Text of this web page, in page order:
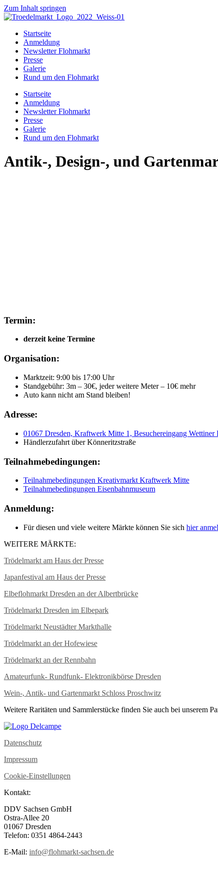
Zum Inhalt springen
Startseite
Anmeldung
Newsletter Flohmarkt
Presse
Galerie
Rund um den Flohmarkt
Startseite
Anmeldung
Newsletter Flohmarkt
Presse
Galerie
Rund um den Flohmarkt
Antik-, Design-, und
Termin:
derzeit keine Termine
Organisation:
Marktzeit: 9:00 bis 17:00 Uhr
Standgebühr: 3m – 30€, jeder weitere Meter – 10€ mehr
Auto kann nicht am Stand bleiben!
Adresse:
01067 Dresden, Kraftwerk Mitte 1, Besuchereingang Wettiner
Händlerzufahrt über Könneritzstraße
Teilnahmebedingungen:
Teilnahmebedingungen Kreativmarkt Kraftwerk Mitte
Teilnahmebedingungen Eisenbahnmuseum
Anmeldung:
Für diesen und viele weitere Märkte können Sie sich hier
WEITERE MÄRKTE:
Trödelmarkt am Haus der Presse
Japanfestival am Haus der Presse
Elbeflohmarkt Dresden an der Albertbrücke
Trödelmarkt Dresden im Elbepark
Trödelmarkt Neustädter Markthalle
Trödelmarkt an der Hofewiese
Trödelmarkt an der Rennbahn
Amateurfunk- Rundfunk- Elektronikbörse Dresden
Wein-, Antik- und Gartenmarkt Schloss Proschwitz
Weitere Raritäten und Sammlerstücke finden Sie auch bei unserem
Datenschutz
Impressum
Cookie-Einstellungen
Kontakt:
DDV Sachsen GmbH
Ostra-Allee 20
01067 Dresden
Telefon: 0351 4864-2443
E-Mail: info@flohmarkt-sachsen.de